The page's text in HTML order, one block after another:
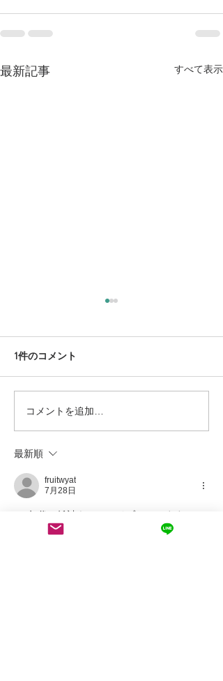
最新記事 すべて表示
【案内】新規来店案内 可
能人数状況
1件のコメント
コメントを追加…
最新順
fruitwyat
7月28日
90 年代の雑誌をアーカイブしています。 ハ
ーフトーン ドットはズームではひどく見え